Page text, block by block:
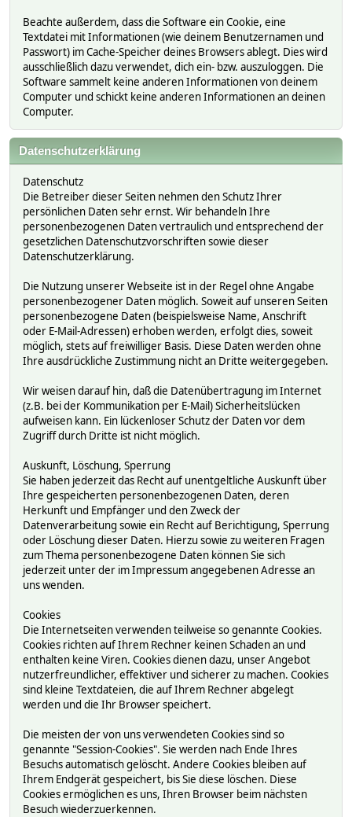
Beachte außerdem, dass die Software ein Cookie, eine
Textdatei mit Informationen (wie deinem Benutzernamen und
Passwort) im Cache-Speicher deines Browsers ablegt. Dies wird
ausschließlich dazu verwendet, dich ein- bzw. auszuloggen. Die
Software sammelt keine anderen Informationen von deinem
Computer und schickt keine anderen Informationen an deinen
Computer.
Datenschutzerklärung
Datenschutz
Die Betreiber dieser Seiten nehmen den Schutz Ihrer
persönlichen Daten sehr ernst. Wir behandeln Ihre
personenbezogenen Daten vertraulich und entsprechend der
gesetzlichen Datenschutzvorschriften sowie dieser
Datenschutzerklärung.
Die Nutzung unserer Webseite ist in der Regel ohne Angabe
personenbezogener Daten möglich. Soweit auf unseren Seiten
personenbezogene Daten (beispielsweise Name, Anschrift
oder E-Mail-Adressen) erhoben werden, erfolgt dies, soweit
möglich, stets auf freiwilliger Basis. Diese Daten werden ohne
Ihre ausdrückliche Zustimmung nicht an Dritte weitergegeben.
Wir weisen darauf hin, daß die Datenübertragung im Internet
(z.B. bei der Kommunikation per E-Mail) Sicherheitslücken
aufweisen kann. Ein lückenloser Schutz der Daten vor dem
Zugriff durch Dritte ist nicht möglich.
Auskunft, Löschung, Sperrung
Sie haben jederzeit das Recht auf unentgeltliche Auskunft über
Ihre gespeicherten personenbezogenen Daten, deren
Herkunft und Empfänger und den Zweck der
Datenverarbeitung sowie ein Recht auf Berichtigung, Sperrung
oder Löschung dieser Daten. Hierzu sowie zu weiteren Fragen
zum Thema personenbezogene Daten können Sie sich
jederzeit unter der im Impressum angegebenen Adresse an
uns wenden.
Cookies
Die Internetseiten verwenden teilweise so genannte Cookies.
Cookies richten auf Ihrem Rechner keinen Schaden an und
enthalten keine Viren. Cookies dienen dazu, unser Angebot
nutzerfreundlicher, effektiver und sicherer zu machen. Cookies
sind kleine Textdateien, die auf Ihrem Rechner abgelegt
werden und die Ihr Browser speichert.
Die meisten der von uns verwendeten Cookies sind so
genannte "Session-Cookies". Sie werden nach Ende Ihres
Besuchs automatisch gelöscht. Andere Cookies bleiben auf
Ihrem Endgerät gespeichert, bis Sie diese löschen. Diese
Cookies ermöglichen es uns, Ihren Browser beim nächsten
Besuch wiederzuerkennen.